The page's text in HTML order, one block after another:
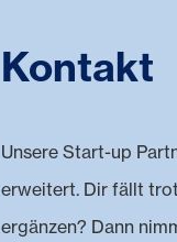
Kontakt
Unsere Start-up
erweitert. Dir fällt
ergänzen? Dann